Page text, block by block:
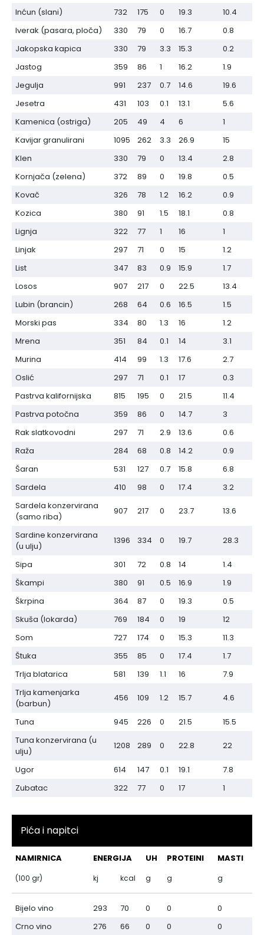
Inćun (slani)
732 175 0 19.3
10.4
Iverak (pasara, ploča)
330 79 0 16.7
0.8
Jakopska kapica
330 79 3.3 15.3
0.2
Jastog
359 86 1 16.2
1.9
Jegulja
991 237 0.7 14.6
19.6
Jesetra
431 103 0.1 13.1
5.6
Kamenica (ostriga)
205 49 4 6
1
Kavijar granulirani
1095 262 3.3 26.9
15
Klen
330 79 0 13.4
2.8
Kornjača (zelena)
372 89 0 19.8
0.5
Kovač
326 78 1.2 16.2
0.9
Kozica
380 91 1.5 18.1
0.8
Lignja
322 77 1 16
1
Linjak
297 71 0 15
1.2
List
347 83 0.9 15.9
1.7
Losos
907 217 0 22.5
13.4
Lubin (brancin)
268 64 0.6 16.5
1.5
Morski pas
334 80 1.3 16
1.2
Mrena
351 84 0.1 14
3.1
Murina
414 99 1.3 17.6
2.7
Oslić
297 71 0.1 17
0.3
Pastrva kalifornijska
815 195 0 21.5
11.4
Pastrva potočna
359 86 0 14.7
3
Rak slatkovodni
297 71 2.9 13.6
0.6
Raža
284 68 0.8 14.2
0.9
Šaran
531 127 0.7 15.8
6.8
Sardela
410 98 0 17.4
3.2
Sardela konzervirana
(samo riba)
907 217 0 23.7 13.6
Sardine konzervirana
(u ulju)
1396 334 0 19.7 28.3
Sipa 301 72 0.8 14
1.4
Škampi
380 91 0.5 16.9
1.9
Škrpina
364 87 0 19.3
0.5
Skuša (lokarda)
769 184 0 19
12
Som
727 174 0 15.3
11.3
Štuka
355 85 0 17.4
1.7
Trlja blatarica
581 139 1.1 16
7.9
Trlja kamenjarka
(barbun)
456 109 1.2 15.7 4.6
Tuna 945 226 0 21.5
15.5
Tuna konzervirana (u
ulju)
1208 289 0 22.8 22
Ugor 614 147 0.1 19.1
7.8
Zubatac
322 77 0 17 1
Pića i napitci
NAMIRNICA ENERGIJA UH PROTEINI MASTI
(100 gr) kj kcal g g g
Bijelo vino 293 70 0 0
0
Crno vino
276 66 0 0 0